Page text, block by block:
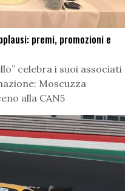
premi, promozioni e
celebra i suoi associati
Moscuzza
alla CAN5